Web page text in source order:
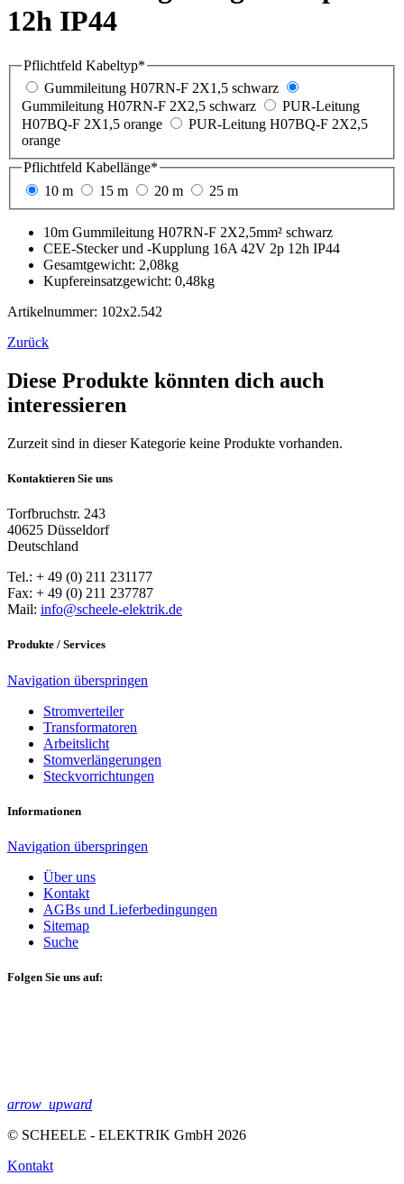
12h IP44
Pflichtfeld Kabeltyp*
Gummileitung H07RN-F 2X1,5 schwarz
Gummileitung H07RN-F 2X2,5 schwarz
PUR-Leitung
H07BQ-F 2X1,5 orange
PUR-Leitung H07BQ-F 2X2,5
orange
Pflichtfeld Kabellänge*
10 m
15 m 20 m 25 m
10m Gummileitung H07RN-F 2X2,5mm² schwarz
CEE-Stecker und -Kupplung 16A 42V 2p 12h IP44
Gesamtgewicht: 2,08kg
Kupfereinsatzgewicht: 0,48kg
Artikelnummer: 102x2.542
Zurück
Diese Produkte könnten dich auch
interessieren
Zurzeit sind in dieser Kategorie keine Produkte vorhanden.
Kontaktieren Sie uns
Torfbruchstr. 243
40625 Düsseldorf
Deutschland
Tel.: + 49 (0) 211 231177
Fax: + 49 (0) 211 237787
Mail: info@scheele-elektrik.de
Produkte / Services
Navigation überspringen
Stromverteiler
Transformatoren
Arbeitslicht
Stomverlängerungen
Steckvorrichtungen
Informationen
Navigation überspringen
Über uns
Kontakt
AGBs und Lieferbedingungen
Sitemap
Suche
Folgen Sie uns auf:
arrow_upward
© SCHEELE - ELEKTRIK GmbH 2026
Kontakt